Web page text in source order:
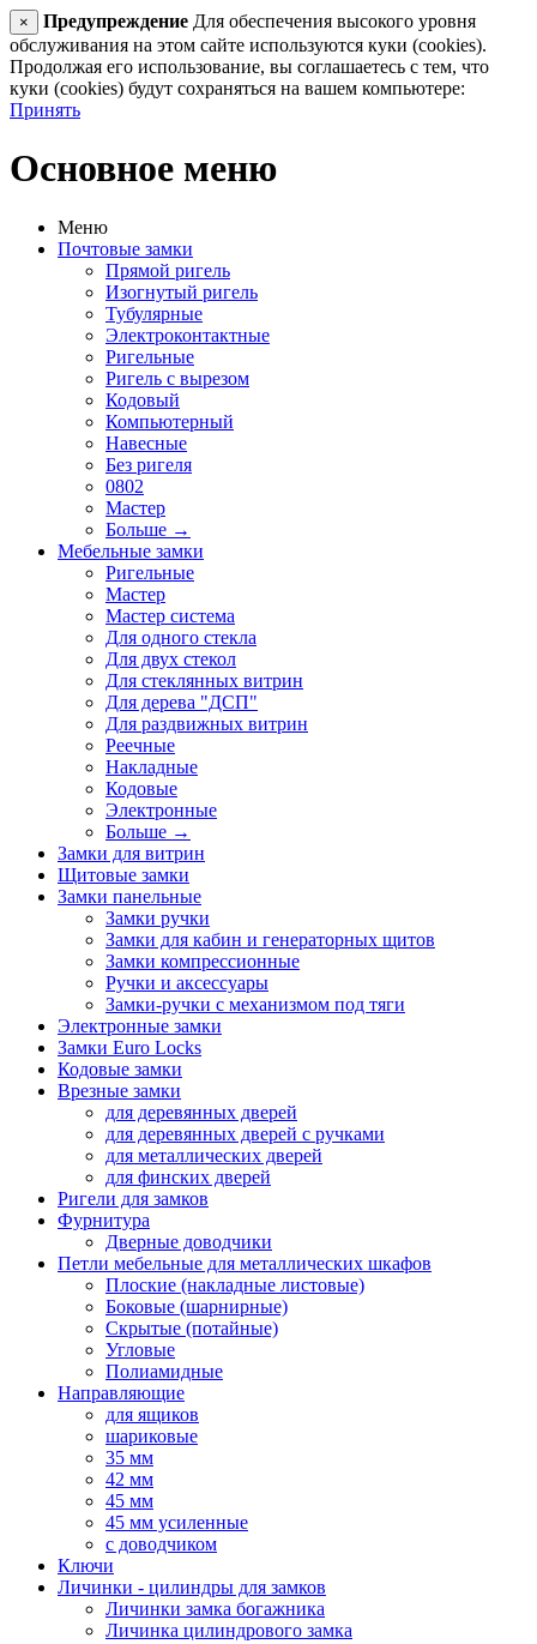
× Предупреждение Для обеспечения высокого уровня
обслуживания на этом сайте используются куки (cookies).
Продолжая его использование, вы соглашаетесь с тем, что
куки (cookies) будут сохраняться на вашем компьютере:
Принять
Основное меню
Меню
Почтовые замки
Прямой ригель
Изогнутый ригель
Тубулярные
Электроконтактные
Ригельные
Ригель с вырезом
Кодовый
Компьютерный
Навесные
Без ригеля
0802
Мастер
Больше →
Мебельные замки
Ригельные
Мастер
Мастер система
Для одного стекла
Для двух стекол
Для стеклянных витрин
Для дерева "ДСП"
Для раздвижных витрин
Реечные
Накладные
Кодовые
Электронные
Больше →
Замки для витрин
Щитовые замки
Замки панельные
Замки ручки
Замки для кабин и генераторных щитов
Замки компрессионные
Ручки и аксессуары
Замки-ручки с механизмом под тяги
Электронные замки
Замки Euro Locks
Кодовые замки
Врезные замки
для деревянных дверей
для деревянных дверей с ручками
для металлических дверей
для финских дверей
Ригели для замков
Фурнитура
Дверные доводчики
Петли мебельные для металлических шкафов
Плоские (накладные листовые)
Боковые (шарнирные)
Скрытые (потайные)
Угловые
Полиамидные
Направляющие
для ящиков
шариковые
35 мм
42 мм
45 мм
45 мм усиленные
с доводчиком
Ключи
Личинки - цилиндры для замков
Личинки замка богажника
Личинка цилиндрового замка